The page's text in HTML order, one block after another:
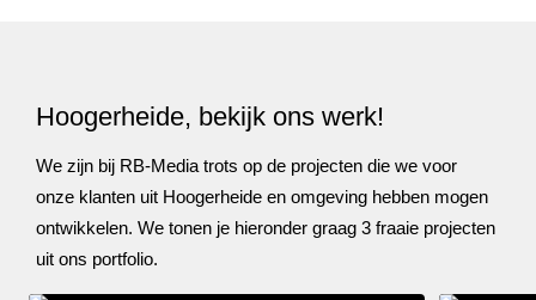
Hoogerheide, bekijk ons werk!
We zijn bij RB-Media trots op de projecten die we voor
onze klanten uit Hoogerheide en omgeving hebben mogen
ontwikkelen. We tonen je hieronder graag 3 fraaie projecten
uit ons portfolio.